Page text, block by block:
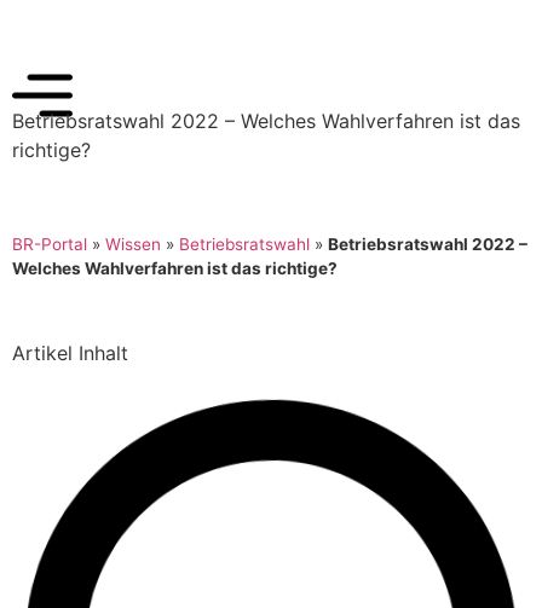
Betriebsratswahl 2022 – Welches Wahlverfahren ist das
richtige?
BR-Portal » Wissen » Betriebsratswahl » Betriebsratswahl 2022 –
Welches Wahlverfahren ist das richtige?
Artikel Inhalt